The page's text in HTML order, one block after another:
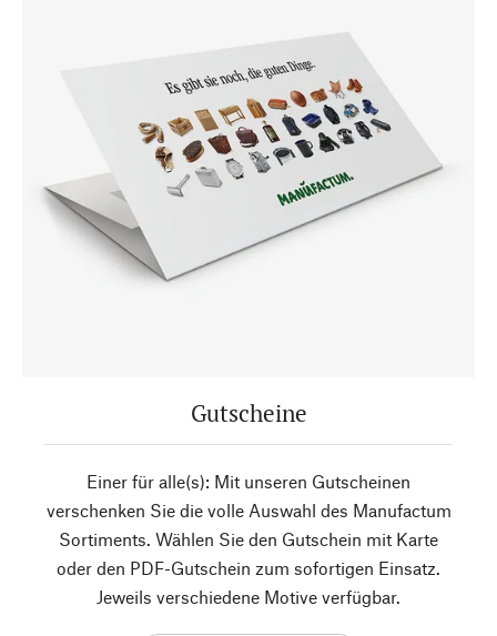
Gutscheine
Einer für alle(s): Mit unseren Gutscheinen
verschenken Sie die volle Auswahl des Manufactum
Sortiments. Wählen Sie den Gutschein mit Karte
oder den PDF-Gutschein zum sofortigen Einsatz.
Jeweils verschiedene Motive verfügbar.